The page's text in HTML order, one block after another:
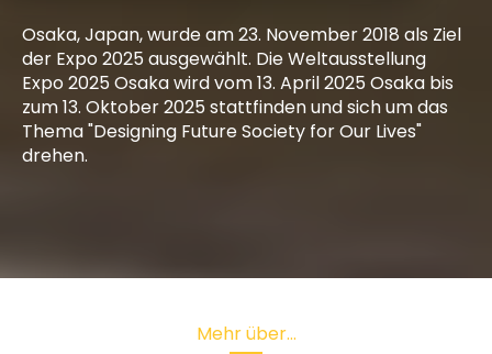
Osaka, Japan, wurde am 23. November 2018 als Ziel
der Expo 2025 ausgewählt. Die Weltausstellung
Expo 2025 Osaka wird vom 13. April 2025 Osaka bis
zum 13. Oktober 2025 stattfinden und sich um das
Thema "Designing Future Society for Our Lives"
drehen.
Mehr über...